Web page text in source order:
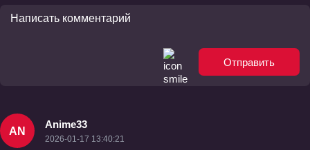
Отправить
AN
Anime33
2026-01-17 13:40:21